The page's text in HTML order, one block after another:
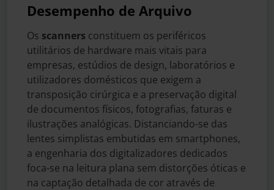
Desempenho de Arquivo
Os scanners constituem os periféricos
utilitários de hardware mais vitais para
empresas, estúdios de design, laboratórios e
utilizadores domésticos que exigem a
transposição cirúrgica e a preservação digital
de documentos físicos, fotografias, faturas e
ilustrações analógicas. Distanciando-se das
lentes simplistas embutidas em smartphones,
a engenharia dos digitalizadores dedicados
foca-se na leitura plana sem distorções óticas e
na captação detalhada de cor através de